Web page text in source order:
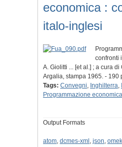
economica :
italo-inglesi
confronti
A. Giolitti ... [et al.] ; a cura di
Argalia, stampa 1965. - 190
Tags: Convegni, Inghilterra,
Programmazione economica
Output Formats
atom, dcmes-xml , json,